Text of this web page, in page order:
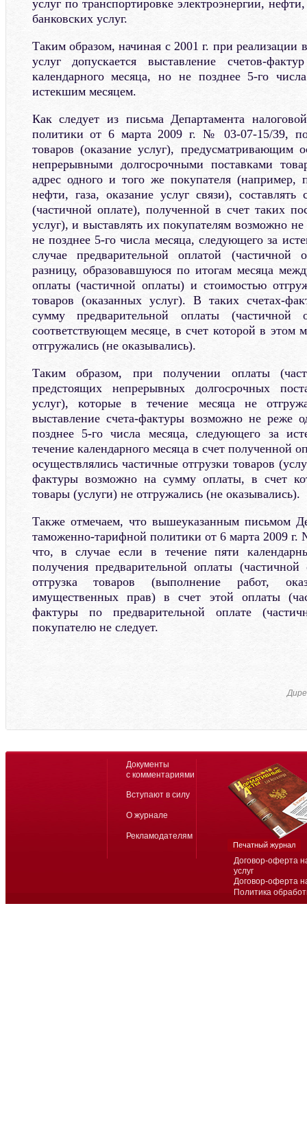
услуг по транспортировке электроэнергии, нефти,
банковских услуг.
Таким образом, начиная с 2001 г. при реализации
услуг допускается выставление счетов-
календарного месяца, но не позднее 5-го
истекшим месяцем.
Как следует из письма Департамента
политики от 6 марта 2009 г. № 03-07-15/39, по
товаров (оказание услуг), предусматривающим
непрерывными долгосрочными поставками
адрес одного и того же покупателя (например,
нефти, газа, оказание услуг связи), составлять
(частичной оплате), полученной в счет таких
услуг), и выставлять их покупателям возможно
не позднее 5-го числа месяца, следующего за
случае предварительной оплатой (частичной
разницу, образовавшуюся по итогам месяца
оплаты (частичной оплаты) и стоимостью
товаров (оказанных услуг). В таких счетах-
сумму предварительной оплаты (частичной
соответствующем месяце, в счет которой в этом
отгружались (не оказывались).
Таким образом, при получении оплаты
предстоящих непрерывных долгосрочных
услуг), которые в течение месяца не
выставление счета-фактуры возможно не реже
позднее 5-го числа месяца, следующего за
течение календарного месяца в счет полученной
осуществлялись частичные отгрузки товаров
фактуры возможно на сумму оплаты, в счет
товары (услуги) не отгружались (не оказывались).
Также отмечаем, что вышеуказанным письмом
таможенно-тарифной политики от 6 марта 2009 г.
что, в случае если в течение пяти
получения предварительной оплаты (частичной
отгрузка товаров (выполнение работ,
имущественных прав) в счет этой оплаты
фактуры по предварительной оплате
покупателю не следует.
Договор-оферта
услуг
Договор-оферта
Политика
Документы
с комментариями
Вступают в силу
О журнале
Рекламодателям
Печатный журнал